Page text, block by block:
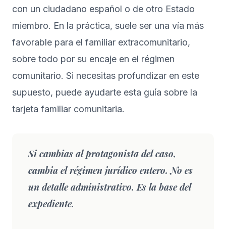
con un ciudadano español o de otro Estado
miembro. En la práctica, suele ser una vía más
favorable para el familiar extracomunitario,
sobre todo por su encaje en el régimen
comunitario. Si necesitas profundizar en este
supuesto, puede ayudarte esta guía sobre la
tarjeta familiar comunitaria.
Si cambias al protagonista del caso,
cambia el régimen jurídico entero. No es
un detalle administrativo. Es la base del
expediente.